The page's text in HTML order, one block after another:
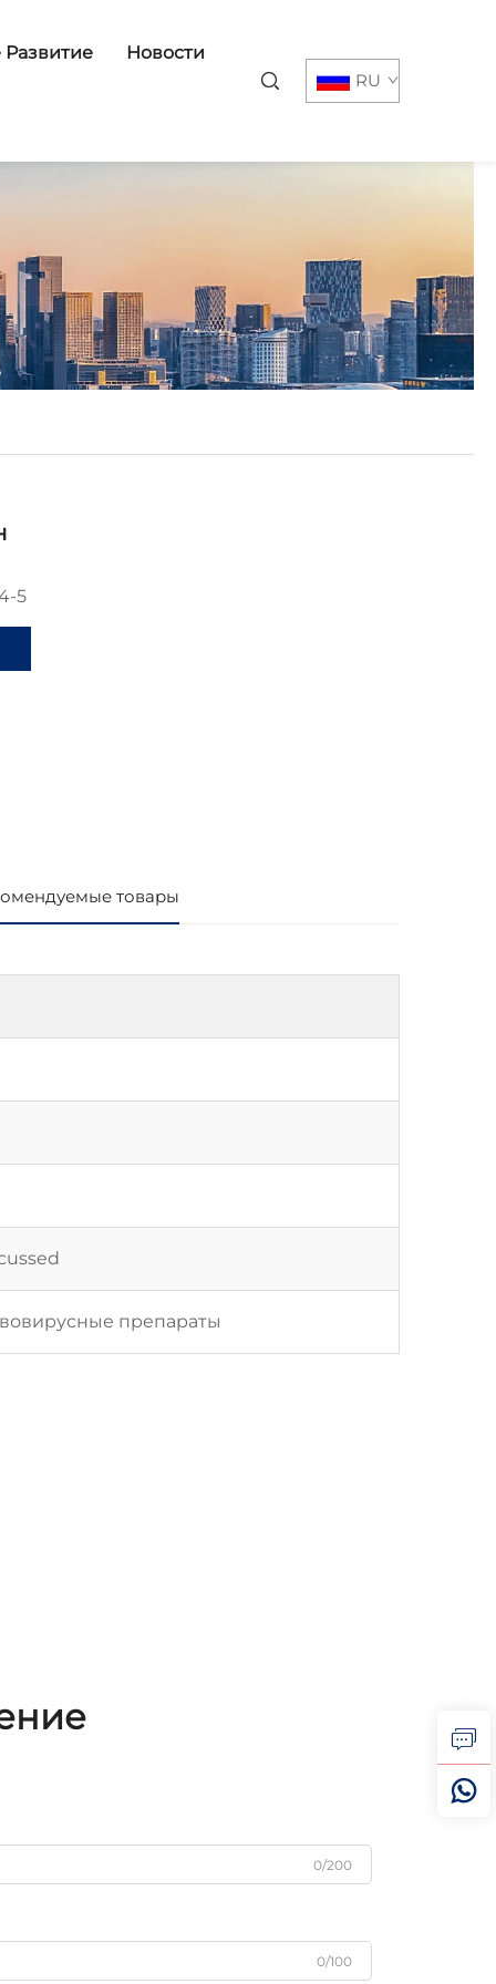
Развитие Новости
RU
5
товары
препараты
0/200
0/100